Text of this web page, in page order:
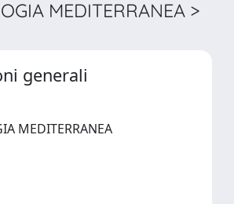
MEDITERRANEA >
generali